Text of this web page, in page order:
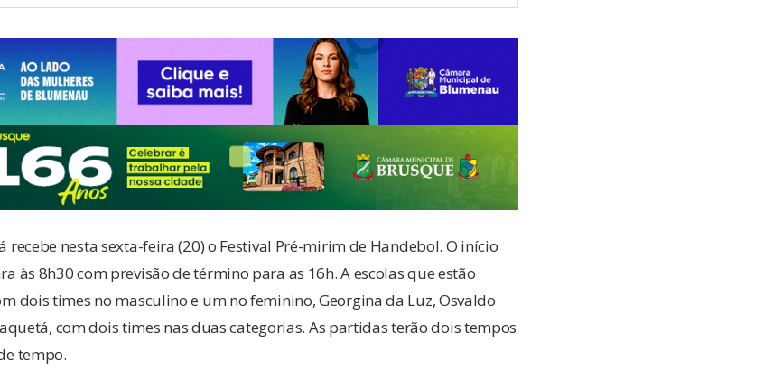
recebe nesta sexta-feira (20) o Festival Pré-mirim de Handebol. O início
às 8h30 com previsão de término para as 16h. A escolas que estão
dois times no masculino e um no feminino, Georgina da Luz, Osvaldo
com dois times nas duas categorias. As partidas terão dois tempos
tempo.